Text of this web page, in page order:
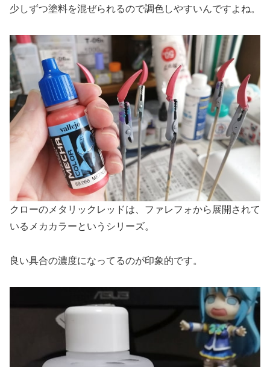
少しずつ塗料を混ぜられるので調色しやすいんですよね。
クローのメタリックレッドは、ファレフォから展開されて
いるメカカラーというシリーズ。
良い具合の濃度になってるのが印象的です。